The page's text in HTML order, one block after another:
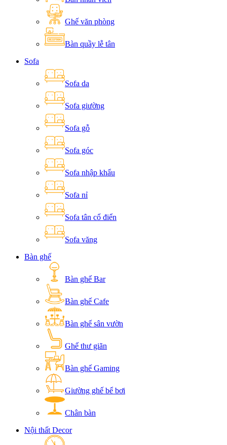
Ghế văn phòng
Bàn quầy lễ tân
Sofa
Sofa da
Sofa giường
Sofa gỗ
Sofa góc
Sofa nhập khẩu
Sofa nỉ
Sofa tân cổ điển
Sofa văng
Bàn ghế
Bàn ghế Bar
Bàn ghế Cafe
Bàn ghế sân vườn
Ghế thư giãn
Bàn ghế Gaming
Giường ghế bể bơi
Chân bàn
Nội thất Decor